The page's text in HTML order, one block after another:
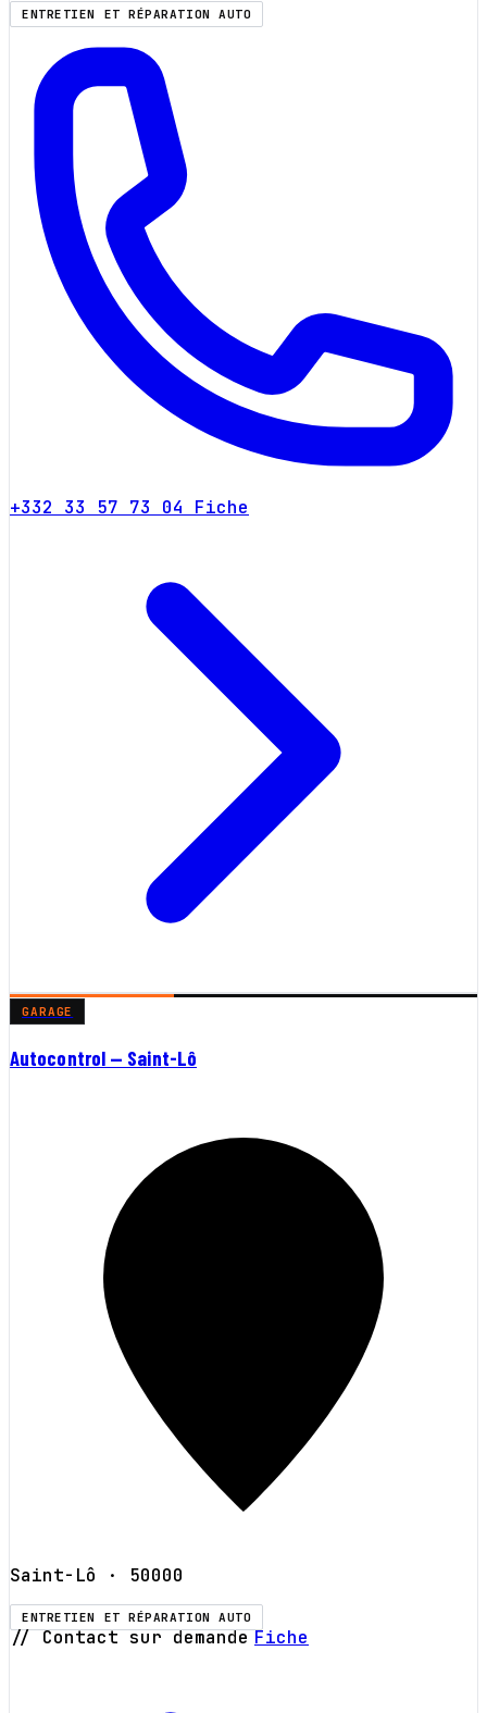
ENTRETIEN ET RÉPARATION AUTO
+332 33 57 73 04 Fiche
GARAGE
Autocontrol — Saint-Lô
Saint-Lô · 50000
ENTRETIEN ET RÉPARATION AUTO
// Contact sur demande Fiche